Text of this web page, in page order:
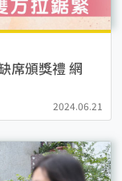
席頒獎禮 網
2024.06.21